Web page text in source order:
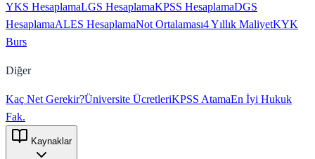
YKS HesaplamaLGS HesaplamaKPSS HesaplamaDGS
HesaplamaALES HesaplamaNot Ortalaması4 Yıllık MaliyetKYK
Burs
Diğer
Kaç Net Gerekir?Üniversite ÜcretleriKPSS AtamaEn İyi Hukuk
Fak.
Kaynaklar